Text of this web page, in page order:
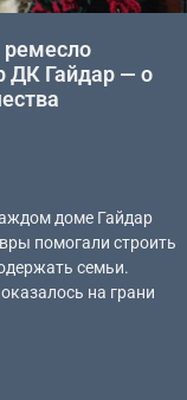
ремесло
ДК Гайдар — о
доме Гайдар
помогали строить
семьи.
на грани